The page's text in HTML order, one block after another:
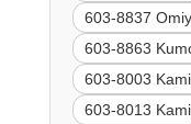
603-8837
603-8863
603-8003
603-8013